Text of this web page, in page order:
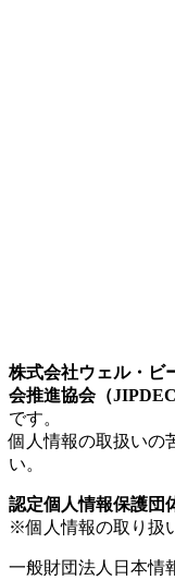
株式会社ウェル・ビ
会推進協会（JIPDEC
です。
個人情報の取扱いの
い。
認定個人情報保護団
※個人情報の取り扱
一般財団法人日本情